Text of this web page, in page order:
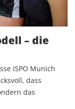
– die
ISPO Munich
dass
das